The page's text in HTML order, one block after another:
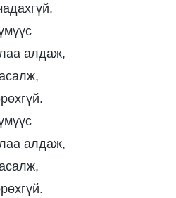
алдаж,
алдаж,